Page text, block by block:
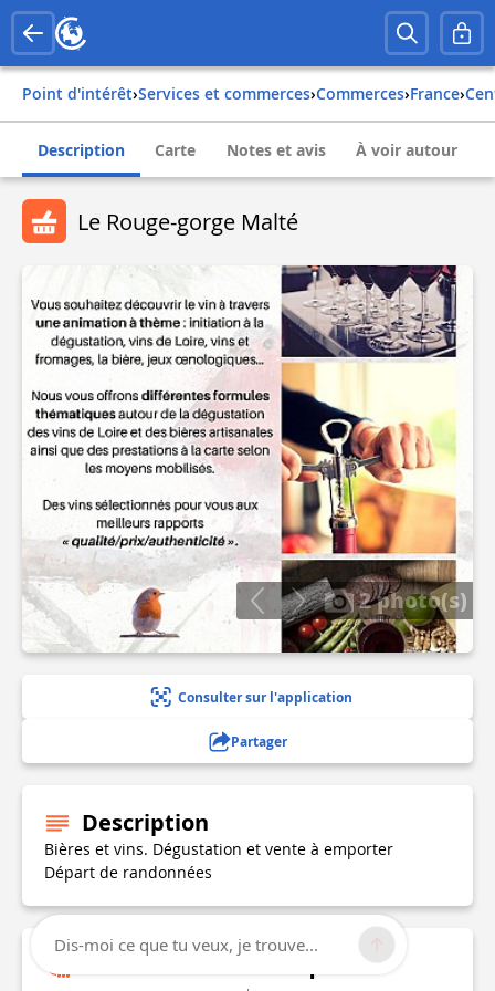
Point d'intérêt› Services et commerces› Commerces› france›
Description Carte Notes et avis À voir autour
Le Rouge-gorge Malté
2 photo(s)
Consulter sur l'application
Partager
Description
Bières et vins. Dégustation et vente à emporter
Départ de randonnées
Informations techniques
Dis-moi ce que tu veux, je trouve...